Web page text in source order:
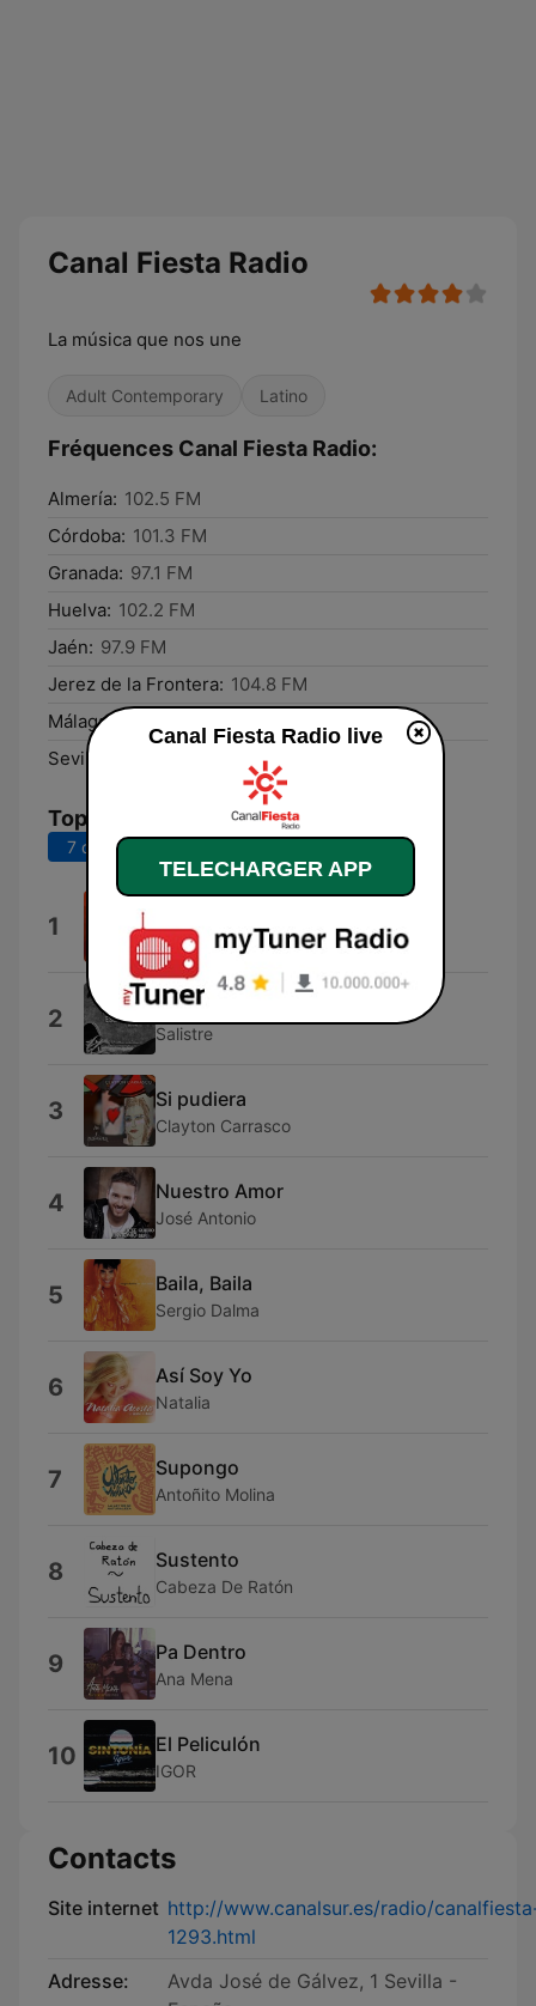
Canal Fiesta Radio
La música que nos une
Adult Contemporary Latino
Fréquences Canal Fiesta Radio:
Almería: 102.5 FM
Córdoba: 101.3 FM
Granada: 97.1 FM
Huelva: 102.2 FM
Jaén: 97.9 FM
Jerez de la Frontera: 104.8 FM
Málaga:
Sevilla:
Top titres
7 derniers jours
1 Chema Bejarano
2 La Escalera
Salistre
3 Si pudiera
Clayton Carrasco
4 Nuestro Amor
José Antonio
5 Baila, Baila
Sergio Dalma
6 Así Soy Yo
Natalia
7 Supongo
Antoñito Molina
8 Sustento
Cabeza De Ratón
9 Pa Dentro
Ana Mena
10 El Peliculón
IGOR
Contacts
Site internet http://www.canalsur.es/radio/
1293.html
Adresse:
Avda José de Gálvez, 1 Sevilla -
Canal Fiesta Radio live
TELECHARGER APP